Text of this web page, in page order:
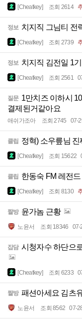
[Cheatkey] 조회 2614
정보 치지직 그님티 전
[Cheatkey] 조회 2739
정보 치지직 김전일 1
[Cheatkey] 조회 2561
질문 1만치즈 이하시
결제된거같아요
애쉬가조아 조회 2745 07-
클립 정혁) 소우릎님
[Cheatkey] 조회 15622
클립 한동숙 FM 레전
[Cheatkey] 조회 8130
짤방 윤가놈 근황
노윤서 조회 18346 07-
잡담 시청자수 하단으
[Cheatkey] 조회 6233
짤방 패션아세요 김츠
노윤서 조회 8562 07-